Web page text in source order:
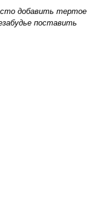
добавить тертое
поставить